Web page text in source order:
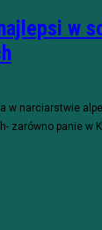
w
w narciarstwie
zarówno panie w